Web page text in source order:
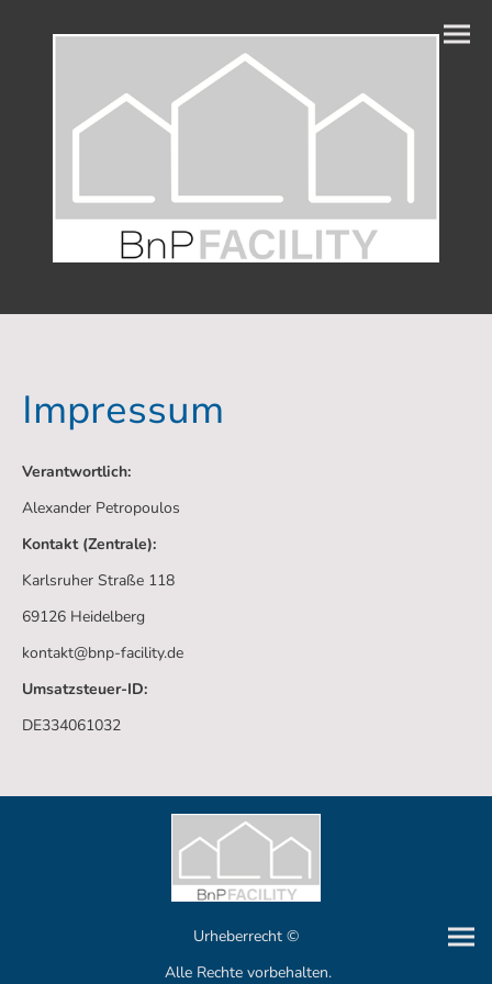
Impressum
Verantwortlich:
Alexander Petropoulos
Kontakt (Zentrale):
Karlsruher Straße 118
69126 Heidelberg
kontakt@bnp-facility.de
Umsatzsteuer-ID:
DE334061032
Urheberrecht ©
Alle Rechte vorbehalten.